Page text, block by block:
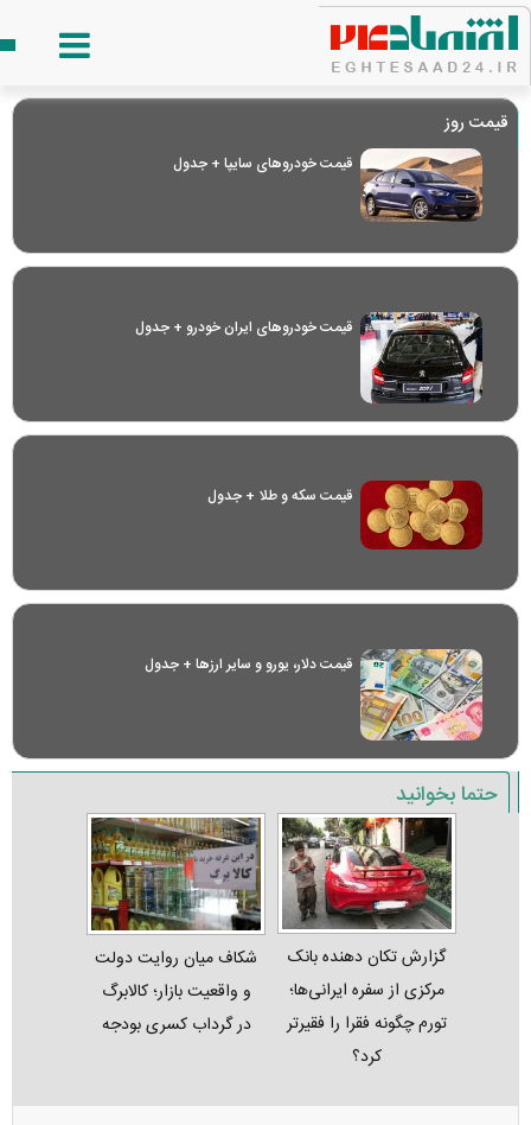
قیمت روز
قیمت خودرو‌های سایپا + جدول
قیمت خودرو‌های ایران خودرو + جدول
قیمت سکه و طلا + جدول
قیمت دلار، یورو و سایر ارز‌ها + جدول
حتما بخوانید
گزارش تکان‌ دهنده بانک
مرکزی از سفره ایرانی‌ها؛
تورم چگونه فقرا را فقیرتر
کرد؟
شکاف میان روایت دولت
و واقعیت بازار؛ کالابرگ
در گرداب کسری بودجه